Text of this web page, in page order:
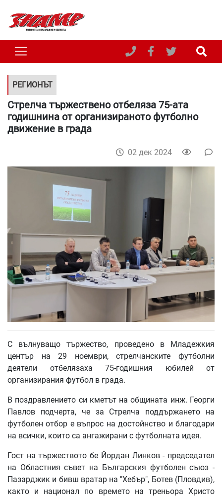
РЕГИОНЪТ
Стрелча тържествено отбеляза 75-ата
годишнина от организираното футболно
движение в града
02 дек 2024
С вълнуващо тържество, проведено в Младежкия
център на 29 ноември, стрелчанските футболни
деятели отбелязаха 75-годишния юбилей от
организирания футбол в града.
В поздравлението си кметът на общината инж. Георги
Павлов подчерта, че за Стрелча поддържането на
футболен отбор е въпрос на достойнство и благодари
на всички, които са ангажирани с футболната идея.
Гост на тържеството бе Йордан Линков - председател
на Областния съвет на Българския футболен съюз -
Пазарджик и бивш вратар на "Хебър", Ботев (Пловдив),
както и национал по времето на треньора Христо